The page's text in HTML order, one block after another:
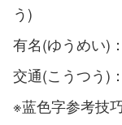
う)
有名(ゆうめい)
交通(こうつう)
※蓝色字参考技